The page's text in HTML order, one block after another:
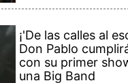
¡'De las calles al
Don Pablo
con su primer
una Big Band